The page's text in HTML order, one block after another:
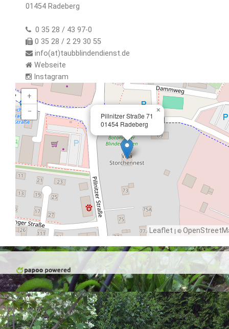
01454 Radeberg
0 35 28 / 43 97-0
0 35 28 / 2 29 30 55
info(at)taubblindendienst.de
Webseite
Instagram
Pillnitzer Straße 71
01454 Radeberg
×
+
−
Leaflet | ©